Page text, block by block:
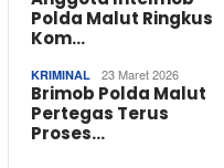
Polda Malut Ringkus
Kom…
KRIMINAL 23 Maret 2026
Brimob Polda Malut
Pertegas Terus
Proses…